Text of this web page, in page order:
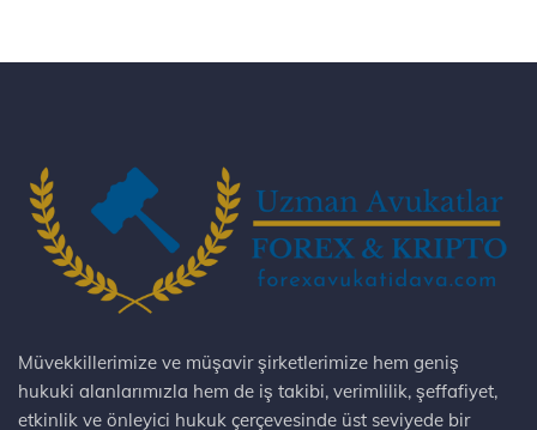
Müvekkillerimize ve müşavir şirketlerimize hem geniş
hukuki alanlarımızla hem de iş takibi, verimlilik, şeffafiyet,
etkinlik ve önleyici hukuk çerçevesinde üst seviyede bir